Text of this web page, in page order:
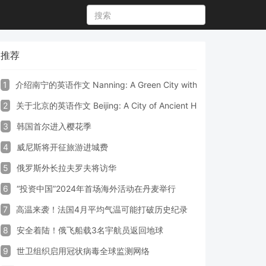
推荐
1 介绍南宁的英语作文 Nanning: A Green City with Vibrant Culture
2 关于北京的英语作文 Beijing: A City of Ancient Heritage and
3 韩国首尔进入樱花季
4 威尼斯将开征旅游进城费
5 俄罗斯外长拉夫罗夫将访华
6 “投资中国”2024年首场海外活动在丹麦举行
7 高温来袭！法国4月平均气温可能打破历史纪录
8 安全着陆！俄飞船载3名宇航员返回地球
9 世卫组织启用冠状病毒全球监测网络